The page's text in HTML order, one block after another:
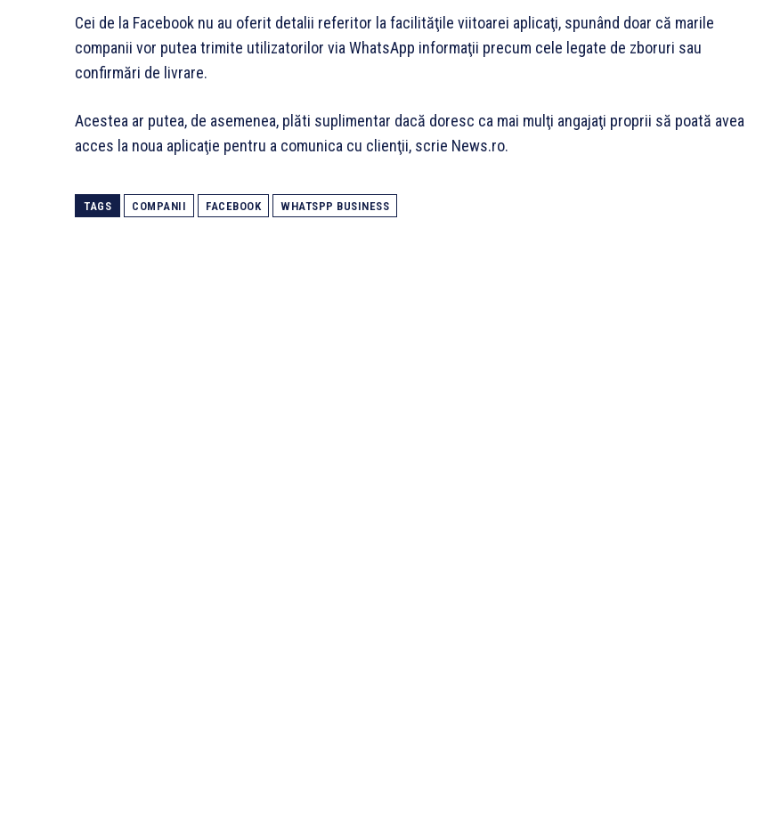
Cei de la Facebook nu au oferit detalii referitor la facilităţile viitoarei aplicaţi, spunând doar că marile
companii vor putea trimite utilizatorilor via WhatsApp informaţii precum cele legate de zboruri sau
confirmări de livrare.
Acestea ar putea, de asemenea, plăti suplimentar dacă doresc ca mai mulţi angajaţi proprii să poată avea
acces la noua aplicaţie pentru a comunica cu clienţii, scrie News.ro.
TAGS COMPANII FACEBOOK WHATSPP BUSINESS